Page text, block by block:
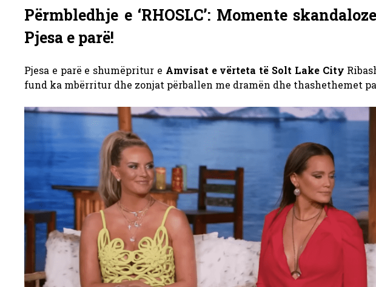
Përmbledhje e ‘RHOSLC’: Momente
Pjesa e parë!
Pjesa e parë e shumëpritur e Amvisat e vërteta të Solt Lake City
fund ka mbërritur dhe zonjat përballen me dramën dhe thashethemet